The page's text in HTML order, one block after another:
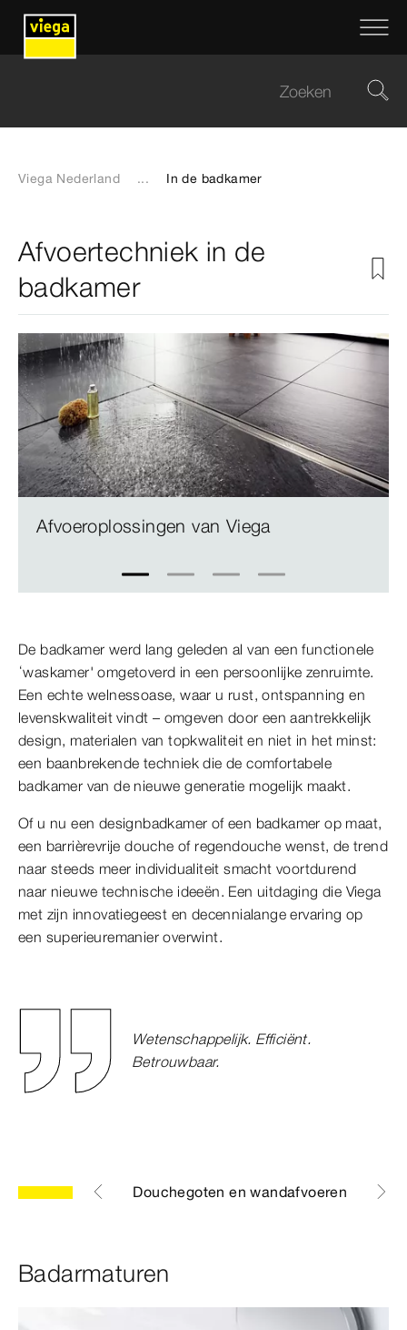
Viega Nederland ... In de badkamer
Afvoertechniek in de
badkamer
Afvoeroplossingen van Viega
1 2 3 4
De badkamer werd lang geleden al van een functionele
‘waskamer' omgetoverd in een persoonlijke zenruimte.
Een echte welnessoase, waar u rust, ontspanning en
levenskwaliteit vindt – omgeven door een aantrekkelijk
design, materialen van topkwaliteit en niet in het minst:
een baanbrekende techniek die de comfortabele
badkamer van de nieuwe generatie mogelijk maakt.
Of u nu een designbadkamer of een badkamer op maat,
een barrièrevrije douche of regendouche wenst, de trend
naar steeds meer individualiteit smacht voortdurend
naar nieuwe technische ideeën. Een uitdaging die Viega
met zijn innovatiegeest en decennialange ervaring op
een superieuremanier overwint.
Wetenschappelijk. Efficiënt.
Betrouwbaar.
Douchegoten en wandafvoeren
Badarmaturen